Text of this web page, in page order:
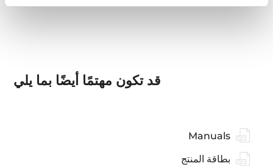
قد تكون مهتمًا أيضًا بما يلي
Manuals
بطاقة المنتج